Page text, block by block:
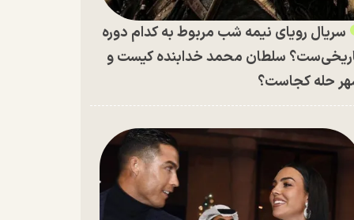
سریال رویای نیمه شب مربوط به کدام دوره
سلطان محمد خدابنده کیست و
حله کجاست؟